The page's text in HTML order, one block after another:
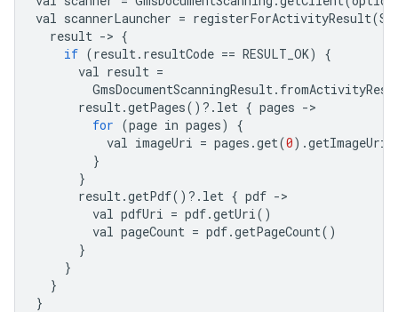
val scannerLauncher = registerForActivityResult(
result -> {
if (result. resultCode == RESULT_OK)
{
val result =
GmsDocumentScanningResult.
result.getPages() ? . let { pages -
for (page in pages)
{
val imageUri = pages .get(0).getImageUri
}
}
result.getPdf() ? . let { pdf -
val pdfUri = pdf.getUri()
val pageCount = pdf.getPageCount()
}
}
}
}